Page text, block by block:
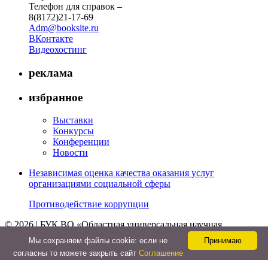
Телефон для справок –
8(8172)21-17-69
Adm@booksite.ru
ВКонтакте
Видеохостинг
реклама
избранное
Выставки
Конкурсы
Конференции
Новости
Независимая оценка качества оказания услуг
организациями социальной сферы
Противодействие коррупции
© 2026 | БУК ВО «Областная универсальная научная
библиотека»
Принимаю
Мы cохраняем файлы cookie: если не
согласны то можете закрыть сайт Соглашение